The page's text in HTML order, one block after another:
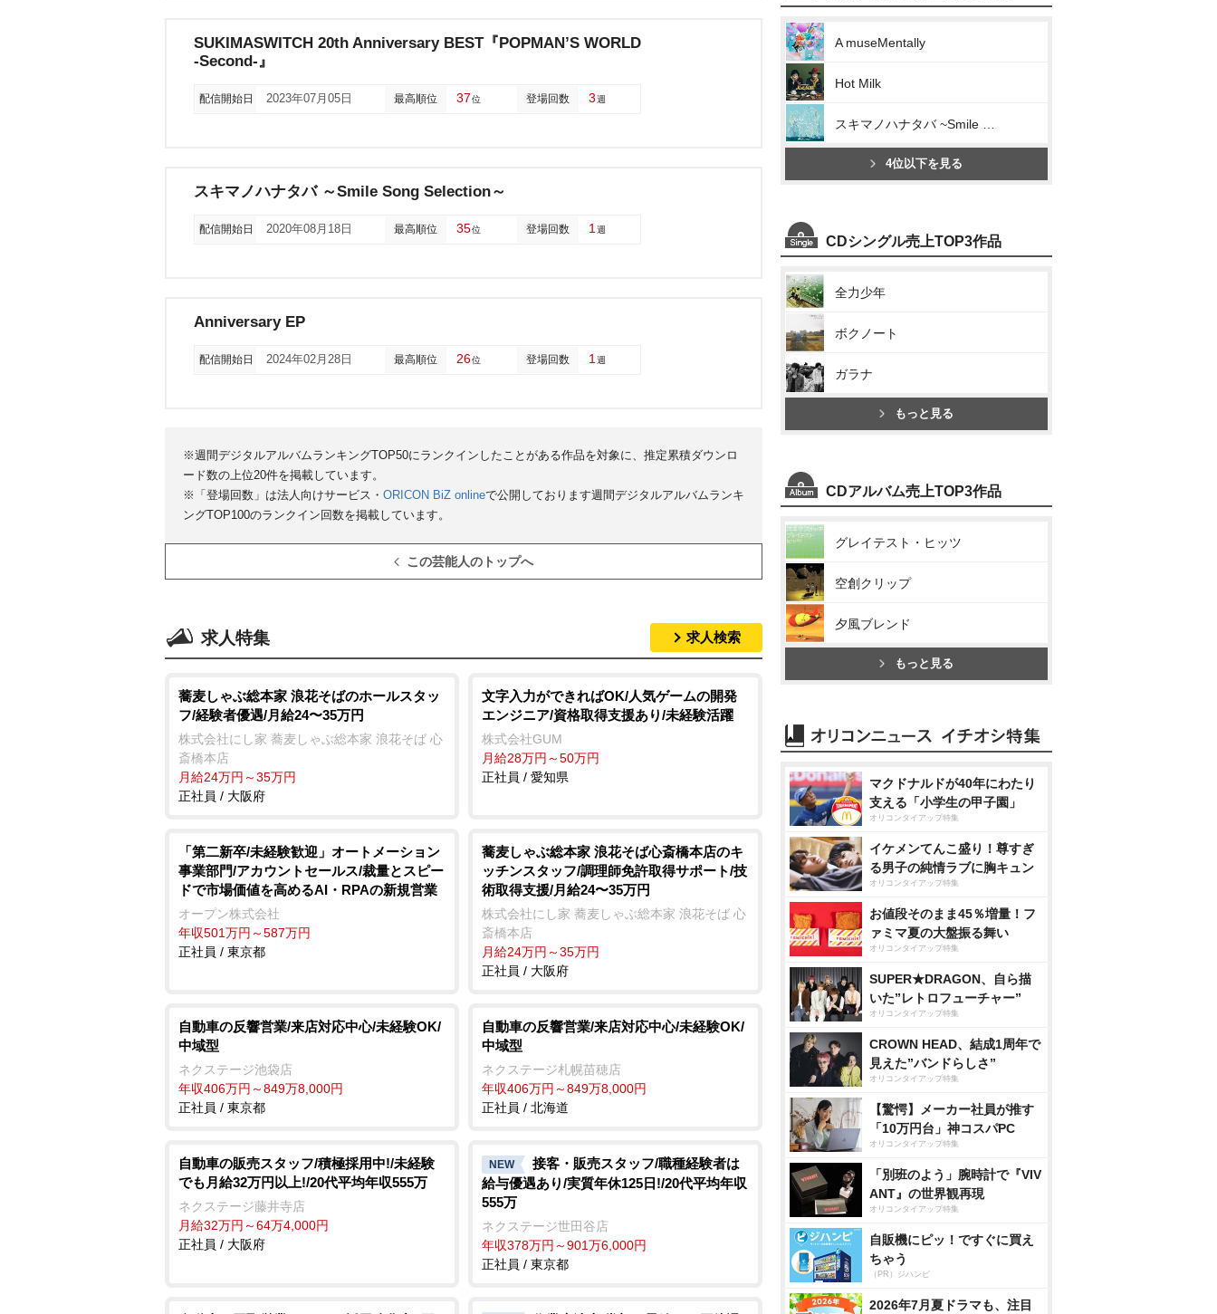
SUKIMASWITCH 20th Anniversary BEST『POPMAN’S WORLD
-Second-』
配信開始日 2023年07月05日 最高順位 37位 登場回数 3週
スキマノハナタバ ～Smile Song Selection～
配信開始日 2020年08月18日 最高順位 35位 登場回数 1 週
Anniversary EP
配信開始日 2024年02月28日 最高順位 26位 登場回数 1 週
※週間デジタルアルバムランキングTOP50にランクインしたことがある作品を対象に、推定累積ダウンロ
ード数の上位20件を掲載しています。
※「登場回数」は法人向けサービス・ ORICON BiZ onlineで公開しております週間デジタルアルバムランキ
ングTOP100のランクイン回数を掲載しています。
この芸能人のトップへ
求人特集 求人検索
蕎麦しゃぶ総本家 浪花そばのホールスタッ
フ/経験者優遇/月給24〜35万円
株式会社にし家 蕎麦しゃぶ総本家 浪花そば 心
斎橋本店
月給24万円～35万円
正社員 / 大阪府
文字入力ができればOK/人気ゲームの開発
エンジニア/資格取得支援あり/未経験活躍
株式会社GUM
月給28万円～50万円
正社員 / 愛知県
「第二新卒/未経験歓迎」オートメーション
事業部門/アカウントセールス/裁量とスピー
ドで市場価値を高めるAI・RPAの新規営業
オープン株式会社
年収501万円～587万円
正社員 / 東京都
蕎麦しゃぶ総本家 浪花そば心斎橋本店のキ
ッチンスタッフ/調理師免許取得サポート/技
術取得支援/月給24〜35万円
株式会社にし家 蕎麦しゃぶ総本家 浪花そば 心
斎橋本店
月給24万円～35万円
正社員 / 大阪府
自動車の反響営業/来店対応中心/未経験OK/
中域型
ネクステージ池袋店
年収406万円～849万8,000円
正社員 / 東京都
自動車の反響営業/来店対応中心/未経験OK/
中域型
ネクステージ札幌苗穂店
年収406万円～849万8,000円
正社員 / 北海道
自動車の販売スタッフ/積極採用中!/未経験
でも月給32万円以上!/20代平均年収555万
ネクステージ藤井寺店
月給32万円～64万4,000円
正社員 / 大阪府
NEW
接客・販売スタッフ/職種経験者は
給与優遇あり/実質年休125日!/20代平均年収
555万
ネクステージ世田谷店
年収378万円～901万6,000円
正社員 / 東京都
A museMentally
Hot Milk
4位以下を見る
CDシングル売上TOP3作品
全力少年
ボクノート
ガラナ
もっと見る
CDアルバム売上TOP3作品
グレイテスト・ヒッツ
空創クリップ
夕風ブレンド
もっと見る
マクドナルドが40年にわたり
支える「小学生の甲子園」
オリコンタイアップ特集
イケメンてんこ盛り！尊すぎ
る男子の純情ラブに胸キュン
オリコンタイアップ特集
お値段そのまま45％増量！フ
ァミマ夏の大盤振る舞い
オリコンタイアップ特集
SUPER★DRAGON、自ら描
いた”レトロフューチャー”
オリコンタイアップ特集
CROWN HEAD、結成1周年で
見えた”バンドらしさ”
オリコンタイアップ特集
【驚愕】メーカー社員が推す
「10万円台」神コスパPC
オリコンタイアップ特集
「別班のよう」腕時計で『VIV
ANT』の世界観再現
オリコンタイアップ特集
自販機にピッ！ですぐに買え
ちゃう
（PR）ジハンピ
2026年7月夏ドラマも、注目